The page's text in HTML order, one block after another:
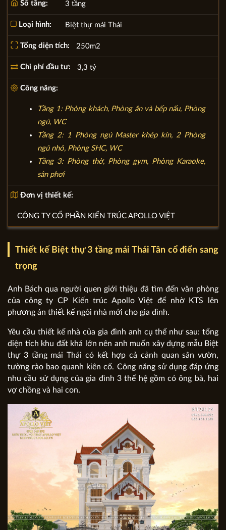
Số tầng: 3 tầng
Loại hình: Biệt thự mái Thái
Tổng diện tích: 250m2
Chi phí đầu tư: 3,3 tỷ
Công năng:
Tầng 1: Phòng khách, Phòng ăn và bếp nấu, Phòng
ngủ, WC
Tầng 2: 1 Phòng ngủ Master khép kín, 2 Phòng
ngủ nhỏ, Phòng SHC, WC
Tầng 3: Phòng thờ, Phòng gym, Phòng Karaoke,
sân phơi
Đơn vị thiết kế:
CÔNG TY CỔ PHẦN KIẾN TRÚC APOLLO VIỆT
Thiết kế Biệt thự 3 tầng mái Thái Tân cổ điển sang
trọng
Anh Bách qua người quen giới thiệu đã tìm đến văn phòng
của công ty CP Kiến trúc Apollo Việt để nhờ KTS lên
phương án thiết kế ngôi nhà mới cho gia đình.
Yêu cầu thiết kế nhà của gia đình anh cụ thể như sau: tổng
diện tích khu đất khá lớn nên anh muốn xây dựng mẫu Biệt
thự 3 tầng mái Thái có kết hợp cả cảnh quan sân vườn,
tường rào bao quanh kiên cố. Công năng sử dụng đáp ứng
nhu cầu sử dụng của gia đình 3 thế hệ gồm có ông bà, hai
vợ chồng và hai con.